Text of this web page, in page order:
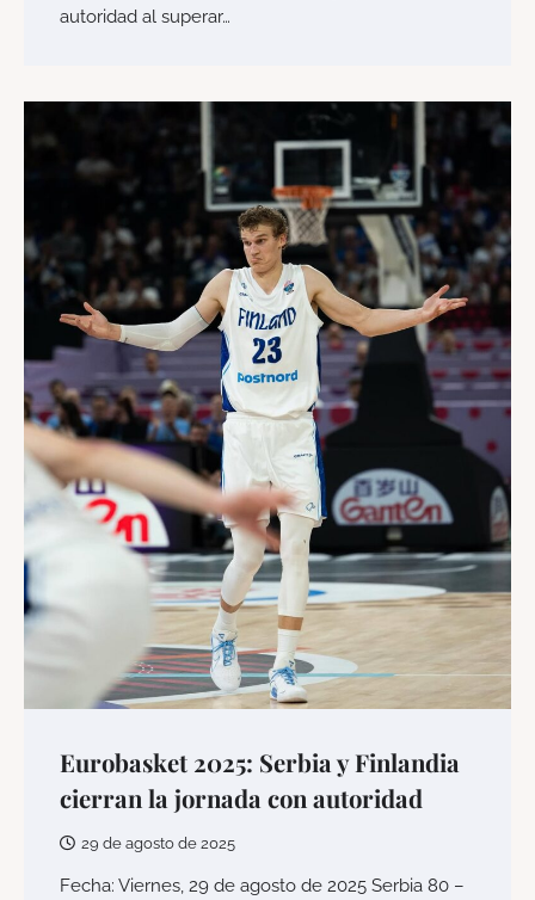
autoridad al superar…
Eurobasket 2025: Serbia y Finlandia
cierran la jornada con autoridad
29 de agosto de 2025
Fecha: Viernes, 29 de agosto de 2025 Serbia 80 –